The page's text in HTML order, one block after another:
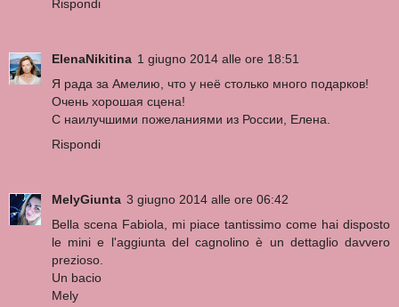
Rispondi
ElenaNikitina 1 giugno 2014 alle ore 18:51
Я рада за Амелию, что у неё столько много подарков!
Очень хорошая сцена!
С наилучшими пожеланиями из России, Елена.
Rispondi
MelyGiunta 3 giugno 2014 alle ore 06:42
Bella scena Fabiola, mi piace tantissimo come hai disposto
le mini e l'aggiunta del cagnolino è un dettaglio davvero
prezioso.
Un bacio
Mely